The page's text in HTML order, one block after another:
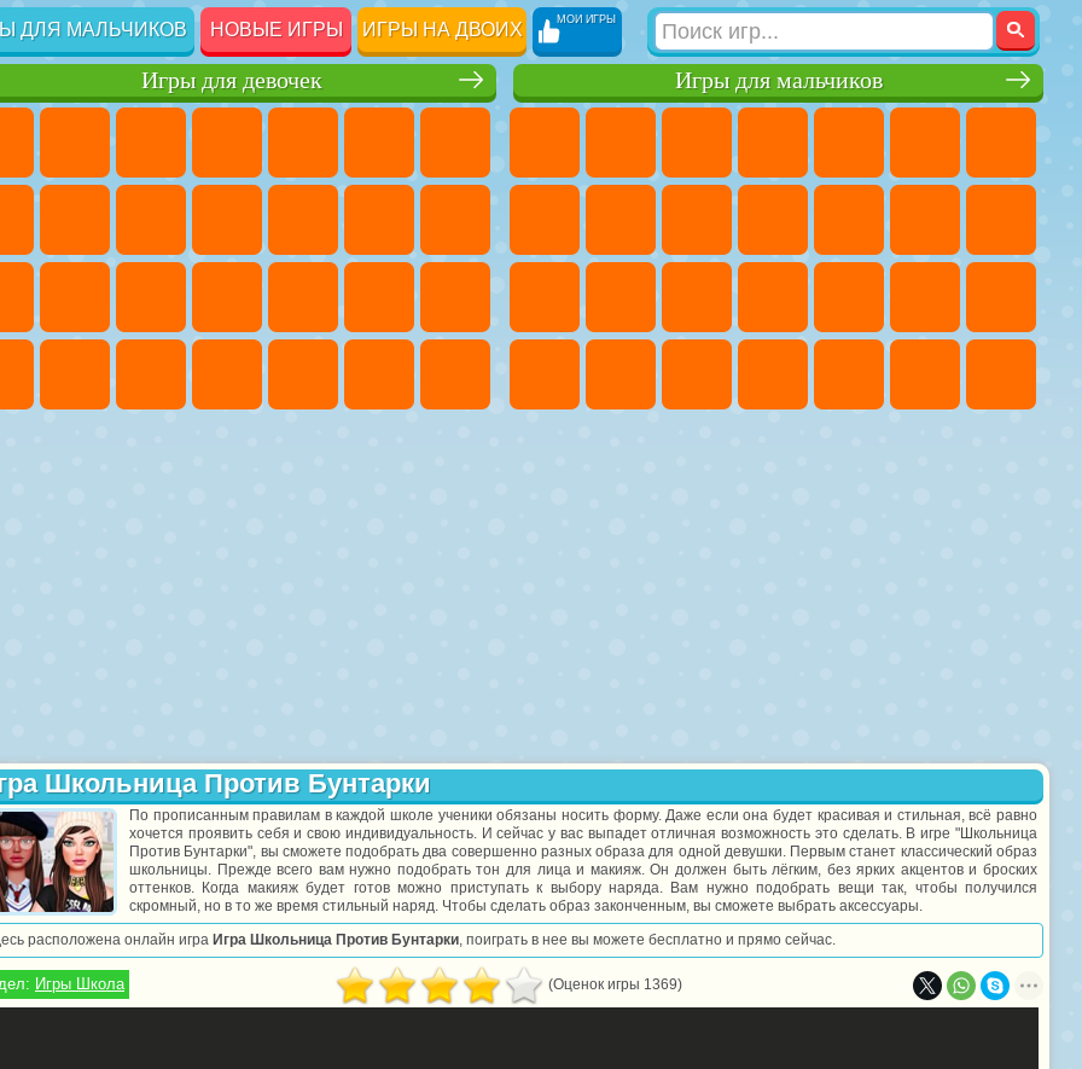
ДЛЯ МАЛЬЧИКОВ НОВЫЕ ИГРЫ ИГРЫ НА ДВОИХ МОИ ИГРЫ
Игры для мальчиков
Игры для девочек
Школьница Против Бунтарки
По прописанным правилам в каждой школе ученики обязаны носить форму. Даже если она будет красивая и стильная, всё равно
хочется проявить себя и свою индивидуальность. И сейчас у вас выпадет отличная возможность это сделать. В игре "Школьница
Против Бунтарки", вы сможете подобрать два совершенно разных образа для одной девушки. Первым станет классический образ
школьницы. Прежде всего вам нужно подобрать тон для лица и макияж. Он должен быть лёгким, без ярких акцентов и броских
оттенков. Когда макияж будет готов можно приступать к выбору наряда. Вам нужно подобрать вещи так, чтобы получился
скромный, но в то же время стильный наряд. Чтобы сделать образ законченным, вы сможете выбрать аксессуары.
расположена онлайн игра Игра Школьница Против Бунтарки, поиграть в нее вы можете бесплатно и прямо сейчас.
Игры Школа (Оценок игры 1369)